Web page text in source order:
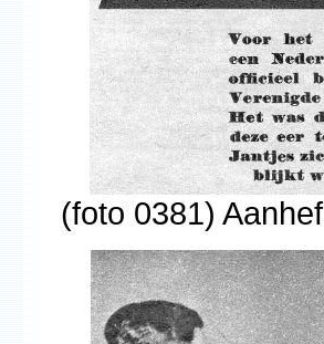
(foto 0381)